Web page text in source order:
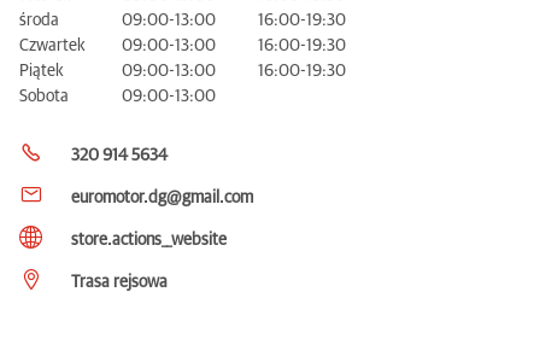
środa
09:00-13:00
16:00-19:30
Czwartek
09:00-13:00
16:00-19:30
Piątek
09:00-13:00
16:00-19:30
Sobota
09:00-13:00
320 914 5634
euromotor.dg@gmail.com
store.actions__website
Trasa rejsowa